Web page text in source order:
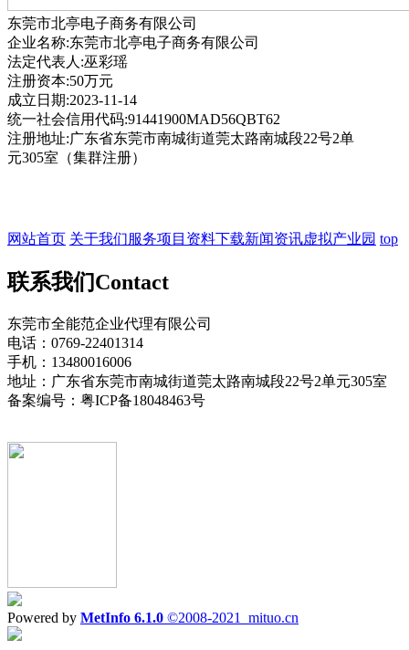
东莞市北亭电子商务有限公司
企业名称:东莞市北亭电子商务有限公司
法定代表人:巫彩瑶
注册资本:50万元
成立日期:2023-11-14
统一社会信用代码:91441900MAD56QBT62
注册地址:广东省东莞市南城街道莞太路南城段22号2单
元305室（集群注册）
网站首页 关于我们服务项目 资料下载新闻资讯虚拟产业园 top
联系我们Contact
东莞市全能范企业代理有限公司
电话：0769-22401314
手机：13480016006
地址：广东省东莞市南城街道莞太路南城段22号2单元305室
备案编号：粤ICP备18048463号
Powered by MetInfo 6.1.0 ©2008-2021 mituo.cn